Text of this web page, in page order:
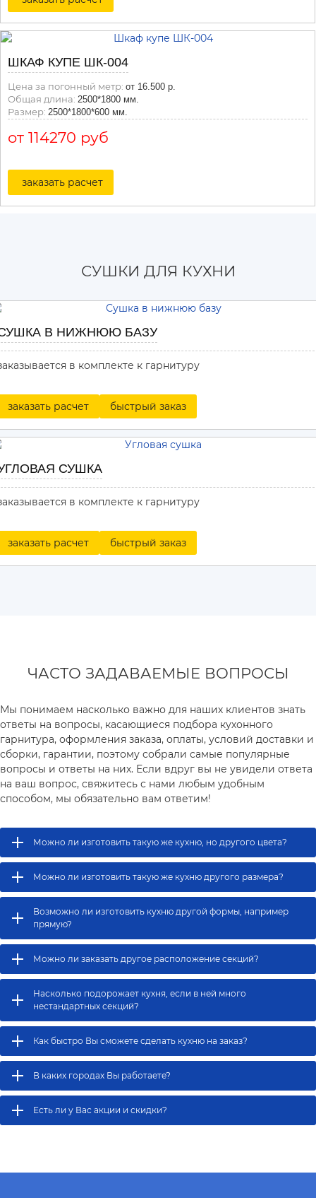
ШКАФ КУПЕ ШК-004
Цена за погонный метр: от 16.500 р.
Общая длина: 2500*1800 мм.
Размер: 2500*1800*600 мм.
от 114270 руб
заказать расчет
СУШКИ ДЛЯ КУХНИ
В НИЖНЮЮ БАЗУ
в комплекте к гарнитуру
заказать расчет быстрый заказ
СУШКА
в комплекте к гарнитуру
заказать расчет быстрый заказ
ЧАСТО ЗАДАВАЕМЫЕ ВОПРОСЫ
Мы понимаем насколько важно для наших клиентов знать
ответы на вопросы, касающиеся подбора кухонного
гарнитура, оформления заказа, оплаты, условий доставки и
сборки, гарантии, поэтому собрали самые популярные
вопросы и ответы на них. Если вдруг вы не увидели ответа
на ваш вопрос, свяжитесь с нами любым удобным
способом, мы обязательно вам ответим!
Можно ли изготовить такую же кухню, но другого цвета?
Можно ли изготовить такую же кухню другого размера?
Возможно ли изготовить кухню другой формы, например
прямую?
Можно ли заказать другое расположение секций?
Насколько подорожает кухня, если в ней много
нестандартных секций?
Как быстро Вы сможете сделать кухню на заказ?
В каких городах Вы работаете?
Есть ли у Вас акции и скидки?